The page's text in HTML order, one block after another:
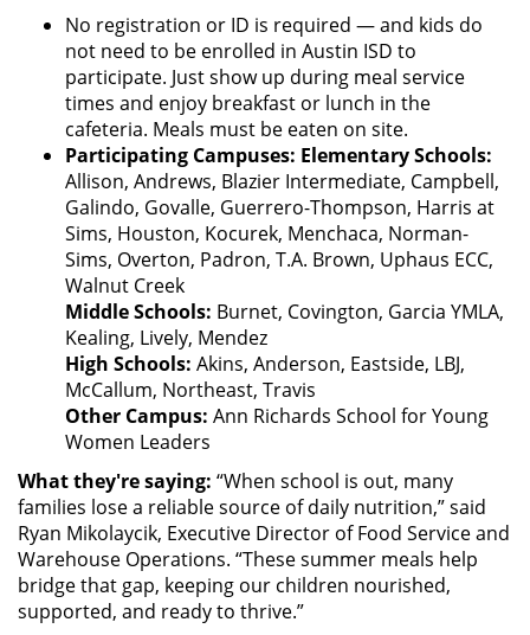
No registration or ID is required — and kids do
not need to be enrolled in Austin ISD to
participate. Just show up during meal service
times and enjoy breakfast or lunch in the
cafeteria. Meals must be eaten on site.
Participating Campuses: Elementary Schools:
Allison, Andrews, Blazier Intermediate, Campbell,
Galindo, Govalle, Guerrero-Thompson, Harris at
Sims, Houston, Kocurek, Menchaca, Norman-
Sims, Overton, Padron, T.A. Brown, Uphaus ECC,
Walnut Creek
Middle Schools: Burnet, Covington, Garcia YMLA,
Kealing, Lively, Mendez
High Schools: Akins, Anderson, Eastside, LBJ,
McCallum, Northeast, Travis
Other Campus: Ann Richards School for Young
Women Leaders
What they're saying: “When school is out, many
families lose a reliable source of daily nutrition,” said
Ryan Mikolaycik, Executive Director of Food Service and
Warehouse Operations. “These summer meals help
bridge that gap, keeping our children nourished,
supported, and ready to thrive.”